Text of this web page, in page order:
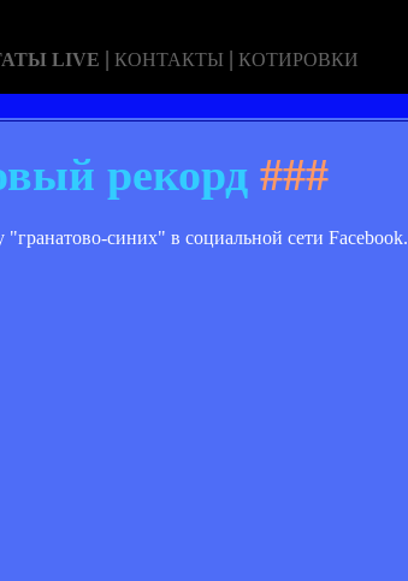
LIVE | КОНТАКТЫ | КОТИРОВКИ
рекорд###
синих" в социальной сети Facebook.